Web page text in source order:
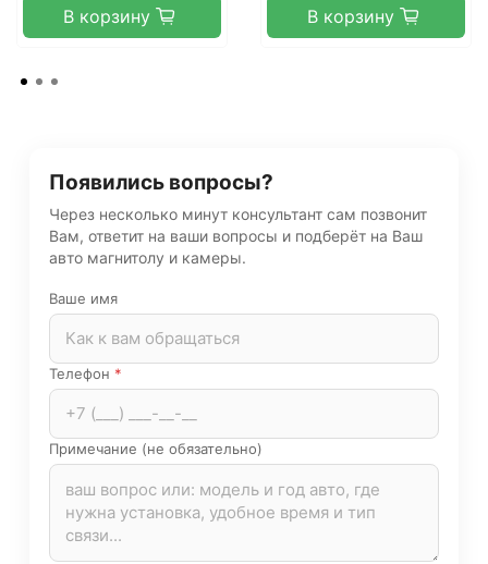
В корзину В корзину
Появились вопросы?
Через несколько минут консультант сам позвонит
Вам, ответит на ваши вопросы и подберёт на Ваш
авто магнитолу и камеры.
Ваше имя
Телефон *
Примечание (не обязательно)